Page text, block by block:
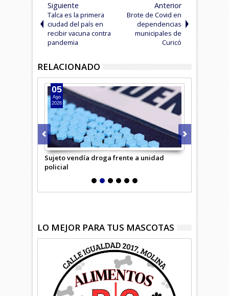
Siguiente
Talca es la primera
ciudad del país en
recibir vacuna contra
pandemia
Anterior
Brote de Covid en
dependencias
municipales de
Curicó
RELACIONADO
Sujeto vendía droga frente a unidad
policial
05
Ago
2026
LO MEJOR PARA TUS MASCOTAS